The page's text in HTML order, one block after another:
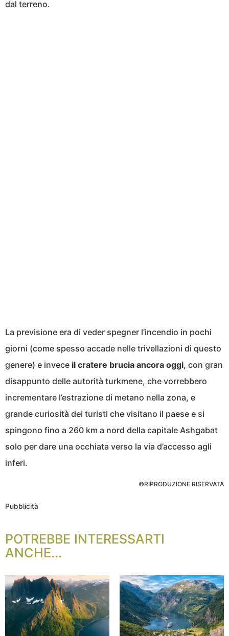
dal terreno.
La previsione era di veder spegner l’incendio in pochi
giorni (come spesso accade nelle trivellazioni di questo
genere) e invece il cratere brucia ancora oggi, con gran
disappunto delle autorità turkmene, che vorrebbero
incrementare l’estrazione di metano nella zona, e
grande curiosità dei turisti che visitano il paese e si
spingono fino a 260 km a nord della capitale Ashgabat
solo per dare una occhiata verso la via d’accesso agli
inferi.
©RIPRODUZIONE RISERVATA
Pubblicità
POTREBBE INTERESSARTI
ANCHE...